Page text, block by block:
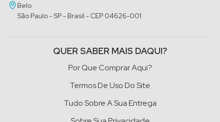
Belo
São Paulo - SP - Brasil - CEP 04626-001
QUER SABER MAIS DAQUI?
Por Que Comprar Aqui?
Termos De Uso Do Site
Tudo Sobre A Sua Entrega